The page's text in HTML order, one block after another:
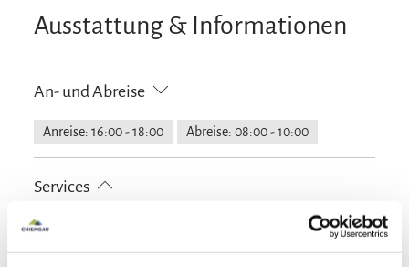
Ausstattung & Informationen
An- und Abreise
Anreise: 16:00 - 18:00 Abreise: 08:00 - 10:00
Services
kostenloser Parkplatz
Feuerlöscher in der Unterkunft
Zeitungen
E-Tankstelle